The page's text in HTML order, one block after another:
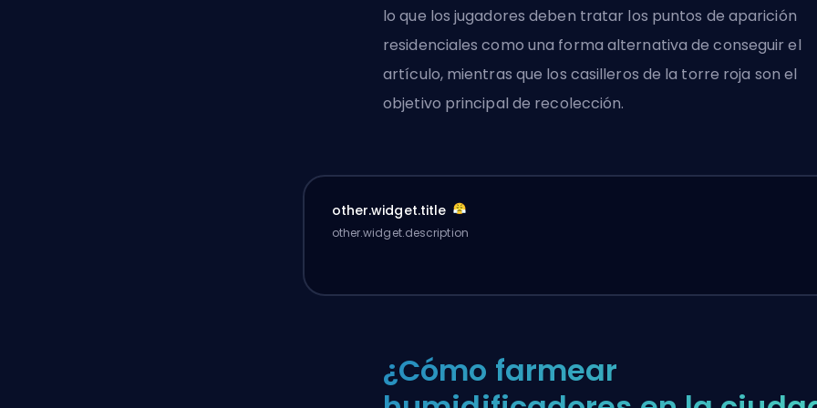
lo que los jugadores deben tratar los puntos de aparición
residenciales como una forma alternativa de conseguir el
artículo, mientras que los casilleros de la torre roja son el
objetivo principal de recolección.
other.widget.title
other.widget.description
¿Cómo farmear